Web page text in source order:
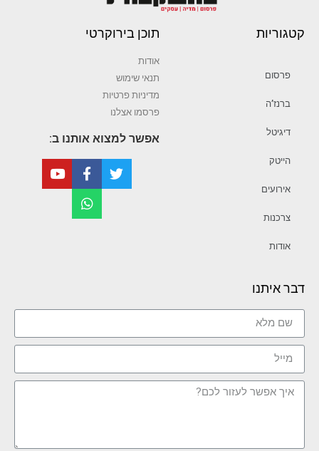
קטגוריות
פרסום
ברנז’ה
דיגיטל
הייטק
אירועים
צרכנות
אודות
תוכן בירוקרטי
אודות
תנאי שימוש
מדיניות פרטיות
פרסמו אצלנו
אפשר למצוא אותנו ב:
דבר איתנו